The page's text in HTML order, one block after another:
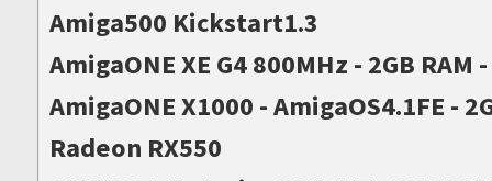
Amiga500 Kickstart1.3
AmigaONE XE G4 800MHz - 2GB
AmigaONE X1000 - AmigaOS4.1FE -
Radeon RX550